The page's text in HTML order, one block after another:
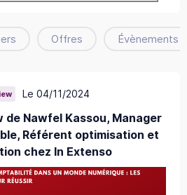
Offres Évènements
Le 04/11/2024
de Nawfel Kassou, Manager
Référent optimisation et
chez In Extenso